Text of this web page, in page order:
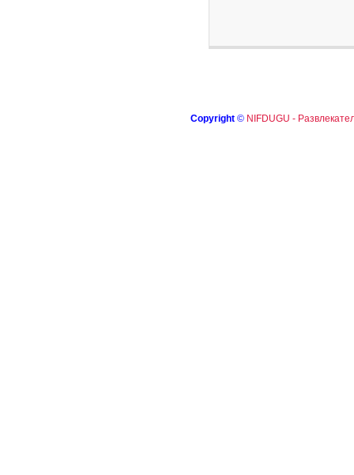
Copyright © NIFDUGU -